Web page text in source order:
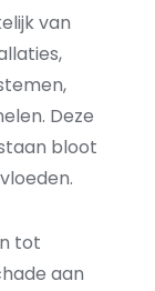
van
Deze
bloot
tot
aan